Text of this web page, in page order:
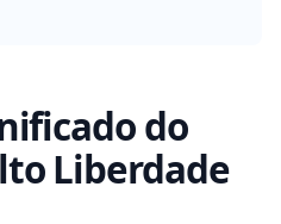
do
Liberdade